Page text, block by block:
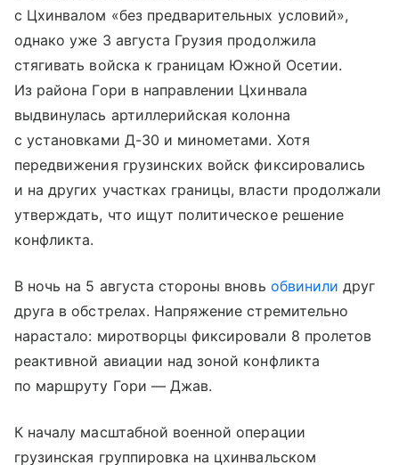
с Цхинвалом «без предварительных условий»,
однако уже 3 августа Грузия продолжила
стягивать войска к границам Южной Осетии.
Из района Гори в направлении Цхинвала
выдвинулась артиллерийская колонна
с установками Д-30 и минометами. Хотя
передвижения грузинских войск фиксировались
и на других участках границы, власти продолжали
утверждать, что ищут политическое решение
конфликта.
В ночь на 5 августа стороны вновь обвинили друг
друга в обстрелах. Напряжение стремительно
нарастало: миротворцы фиксировали 8 пролетов
реактивной авиации над зоной конфликта
по маршруту Гори — Джав.
К началу масштабной военной операции
грузинская группировка на цхинвальском